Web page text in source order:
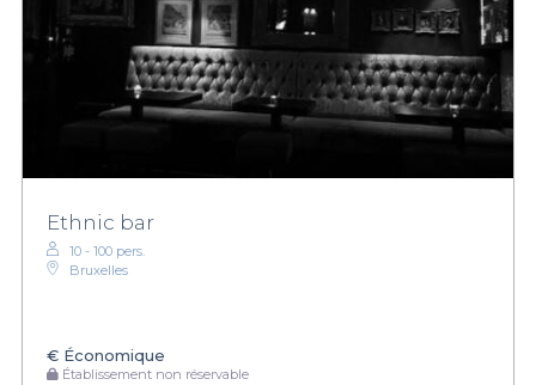
Ethnic bar
10 - 100 pers.
Bruxelles
€ Économique
Établissement non réservable